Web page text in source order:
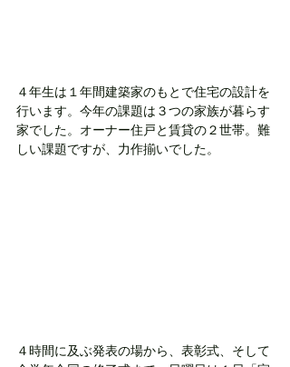
４年生は１年間建築家のもとで住宅の設計を
行います。今年の課題は３つの家族が暮らす
家でした。オーナー住戸と賃貸の２世帯。難
しい課題ですが、力作揃いでした。
４時間に及ぶ発表の場から、表彰式、そして